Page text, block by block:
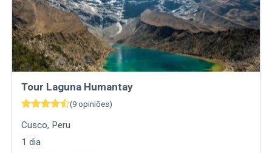
Tour Laguna Humantay
(9 opiniões)
Cusco, Peru
1 dia